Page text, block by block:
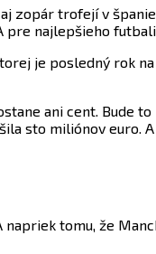
trofejí v
pre najlepšieho
je posledný rok
ani cent. Bude
sto miliónov euro.
tomu, že